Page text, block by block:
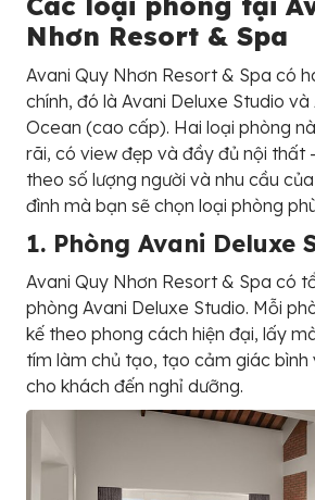
Nhơn Resort & Spa
Avani Quy Nhơn Resort & Spa có
chính, đó là Avani Deluxe Studio và
Ocean (cao cấp). Hai loại phòng
rãi, có view đẹp và đầy đủ nội thất
theo số lượng người và nhu cầu
đình mà bạn sẽ chọn loại phòng
1. Phòng Avani Deluxe
Avani Quy Nhơn Resort & Spa có
phòng Avani Deluxe Studio. Mỗi
kế theo phong cách hiện đại, lấy
tím làm chủ tạo, tạo cảm giác bình
cho khách đến nghỉ dưỡng.